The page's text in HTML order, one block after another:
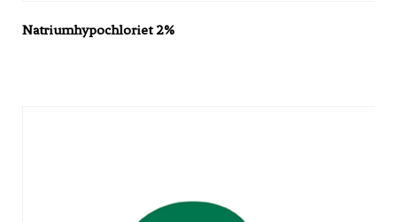
Natriumhypochloriet 2%